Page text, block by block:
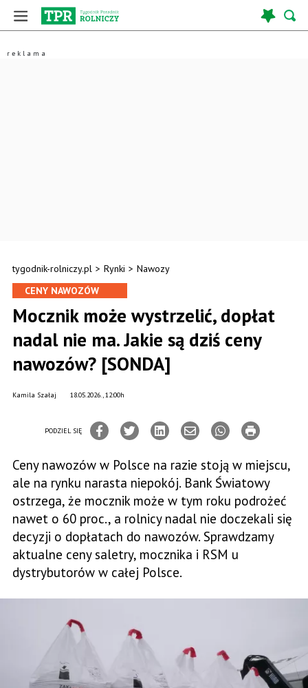
tygodnik-rolniczy.pl > Rynki > Nawozy
CENY NAWOZÓW
Mocznik może wystrzelić, dopłat
nadal nie ma. Jakie są dziś ceny
nawozów? [SONDA]
18.05.2026., 12:00h
Kamila Szałaj
PODZIEL SIĘ
Ceny nawozów w Polsce na razie stoją w miejscu,
ale na rynku narasta niepokój. Bank Światowy
ostrzega, że mocznik może w tym roku podrożeć
nawet o 60 proc., a rolnicy nadal nie doczekali się
decyzji o dopłatach do nawozów. Sprawdzamy
aktualne ceny saletry, mocznika i RSM u
dystrybutorów w całej Polsce.